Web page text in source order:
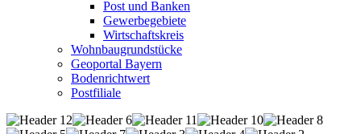
Post und Banken
Gewerbegebiete
Wirtschaftskreis
Wohnbaugrundstücke
Geoportal Bayern
Bodenrichtwert
Postfiliale